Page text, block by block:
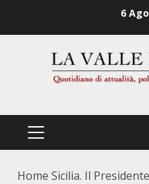
6
PRIMÄRES
Home Sicilia. Il